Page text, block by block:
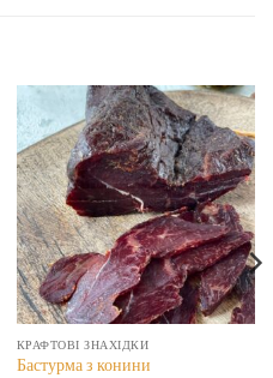
КРАФТОВІ ЗНАХІДКИ
Бастурма з конини